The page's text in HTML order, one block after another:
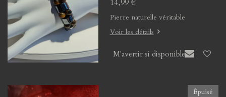
14,99 €
Pierre naturelle véritable
Voir les détails
M'avertir si disponible
Épuisé